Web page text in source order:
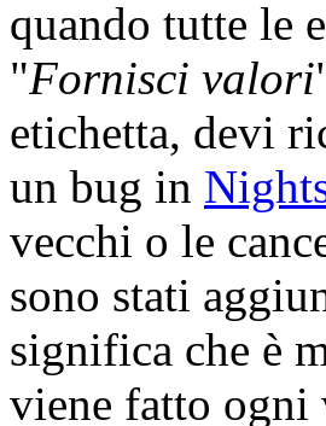
quando tutte le
"Fornisci valori
etichetta, devi
un bug in
vecchi o le
sono stati
significa che è
viene fatto ogni